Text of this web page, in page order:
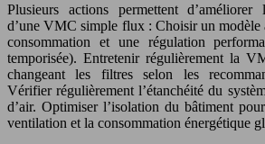
Plusieurs actions permettent d’améliorer
d’une VMC simple flux : Choisir un modèle
consommation et une régulation
temporisée). Entretenir régulièrement la
changeant les filtres selon les
Vérifier régulièrement l’étanchéité du
d’air. Optimiser l’isolation du bâtiment
ventilation et la consommation énergétique